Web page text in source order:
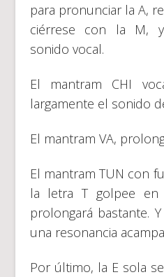
para pronunciar la A,
ciérrese con la M,
sonido vocal.
El mantram CHI
largamente el sonido
El mantram VA,
El mantram TUN con
la letra T golpee
prolongará bastante.
una resonancia
Por último, la E sola